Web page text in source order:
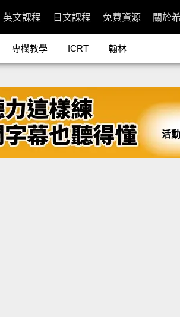
英文課程 日文課程 免費資源 關於
專欄教學 ICRT 翰林
活